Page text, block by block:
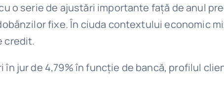
o serie de ajustări importante față de anul
fixe. În ciuda contextului economic
credit.
în jur de 4,79% în funcție de bancă, profilul